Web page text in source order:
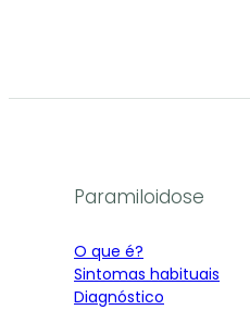
Paramiloidose
O que é?
Sintomas habituais
Diagnóstico